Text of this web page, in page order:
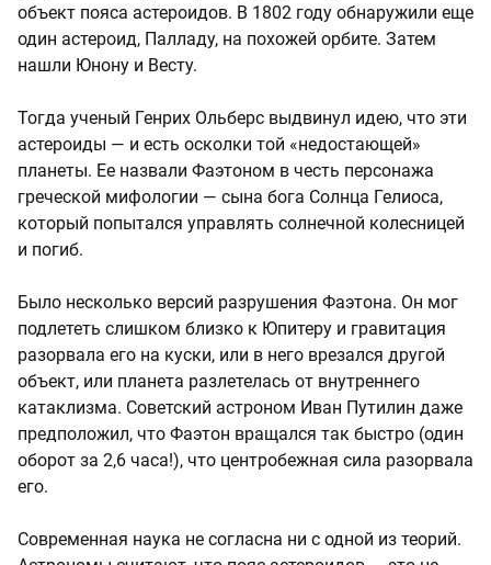
объект пояса астероидов. В 1802 году обнаружили еще
один астероид, Палладу, на похожей орбите. Затем
нашли Юнону и Весту.
Тогда ученый Генрих Ольберс выдвинул идею, что эти
астероиды — и есть осколки той «недостающей»
планеты. Ее назвали Фаэтоном в честь персонажа
греческой мифологии — сына бога Солнца Гелиоса,
который попытался управлять солнечной колесницей
и погиб.
Было несколько версий разрушения Фаэтона. Он мог
подлететь слишком близко к Юпитеру и гравитация
разорвала его на куски, или в него врезался другой
объект, или планета разлетелась от внутреннего
катаклизма. Советский астроном Иван Путилин даже
предположил, что Фаэтон вращался так быстро (один
оборот за 2,6 часа!), что центробежная сила разорвала
его.
Современная наука не согласна ни с одной из теорий.